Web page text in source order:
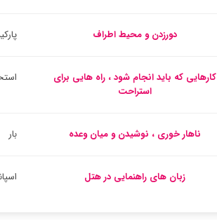
دورزدن و محیط اطراف
کارهایی که باید انجام شود ، راه هایی برای
استراحت
ناهار خوری ، نوشیدن و میان وعده بار
زبان های راهنمایی در هتل